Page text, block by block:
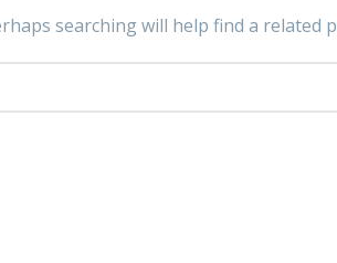
searching will help find a related